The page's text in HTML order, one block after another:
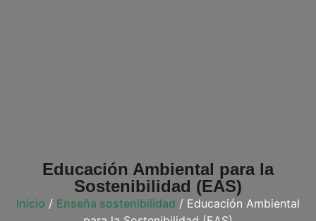
Educación Ambiental para la
Sostenibilidad (EAS)
Inicio / Enseña sostenibilidad / Educación Ambiental